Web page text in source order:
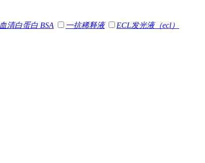
清白蛋白 BSA 一抗稀释液 ECL发光液（ecl）